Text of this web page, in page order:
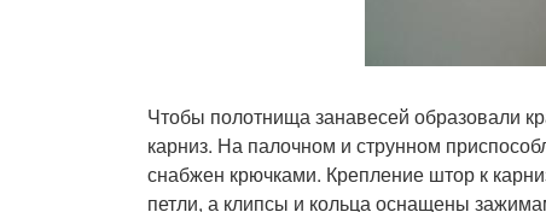
Чтобы полотнища занавесей образовали
карниз. На палочном и струнном
снабжен крючками. Крепление штор к
петли, а клипсы и кольца оснащены